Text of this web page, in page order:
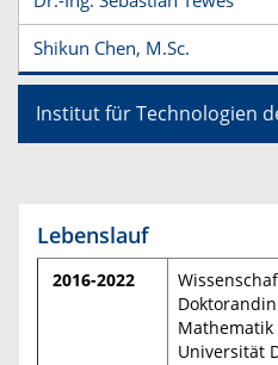
Shikun Chen, M.Sc.
Institut für Technologien
Lebenslauf
2016-2022
Universität